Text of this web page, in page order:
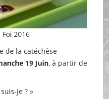
Foi 2016
de la catéchèse
19 Juin, à partir de
je ? »